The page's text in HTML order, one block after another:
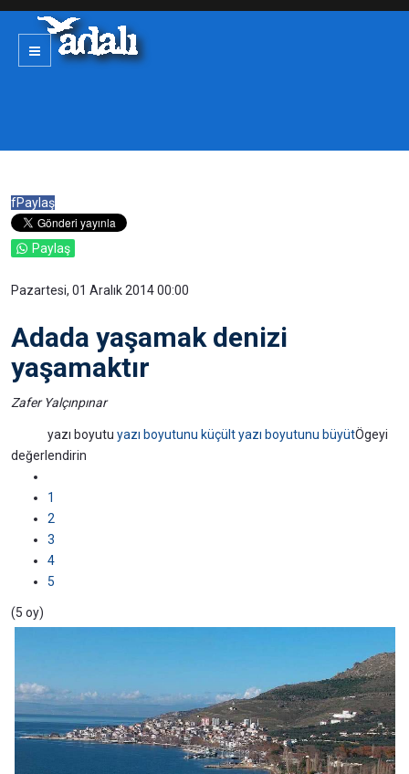
fPaylaş
Paylaş
Pazartesi, 01 Aralık 2014 00:00
Adada yaşamak denizi
yaşamaktır
Zafer Yalçınpınar
yazı boyutu yazı boyutunu küçült yazı boyutunu büyütÖgeyi
değerlendirin
1
2
3
4
5
(5 oy)